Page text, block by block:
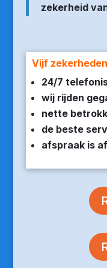
zekerheid
Vijf
24/7
wij rijden
nette
de beste
afspraak is